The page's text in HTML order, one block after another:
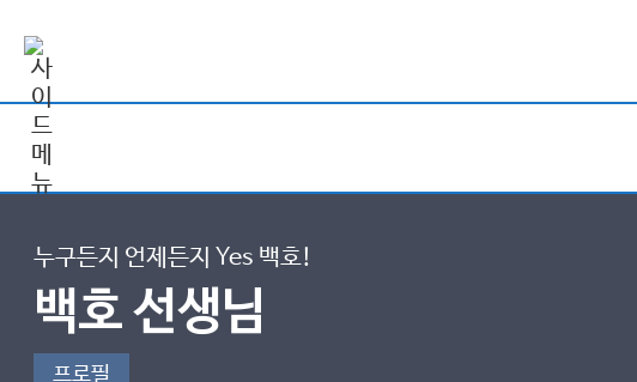
누구든지 언제든지 Yes 백호!
백호 선생님
프로필